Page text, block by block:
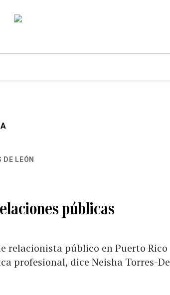
DE LEÓN
públicas
relacionista público en Puerto Rico
profesional, dice Neisha Torres-De